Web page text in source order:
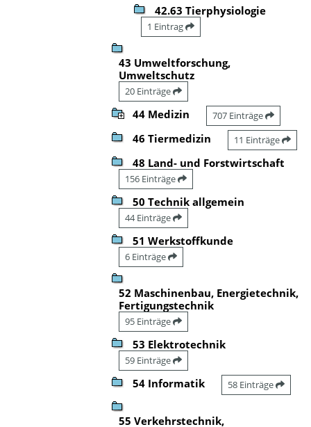
42.63 Tierphysiologie
1 Eintrag
43 Umweltforschung,
Umweltschutz
20 Einträge
44 Medizin 707 Einträge
46 Tiermedizin 11 Einträge
48 Land- und Forstwirtschaft
156 Einträge
50 Technik allgemein
44 Einträge
51 Werkstoffkunde
6 Einträge
52 Maschinenbau, Energietechnik,
Fertigungstechnik
95 Einträge
53 Elektrotechnik
59 Einträge
54 Informatik 58 Einträge
55 Verkehrstechnik,